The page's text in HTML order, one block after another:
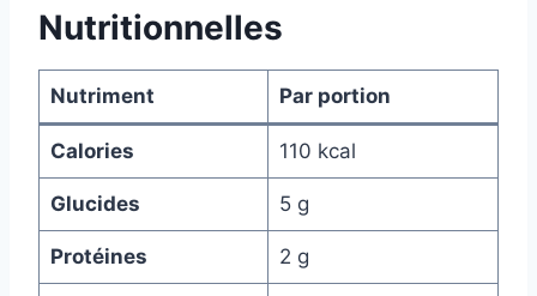
Nutritionnelles
Nutriment Par portion
Calories 110 kcal
Glucides 5 g
Protéines 2 g